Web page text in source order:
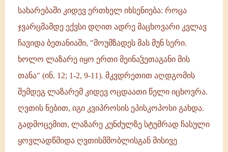
სახარებაში კიდევ ერთხელ იხსენიება: როცა
ჯვარცმამდე ექვსი დღით ადრე მაცხოვარი კვლავ
ჩავიდა ბეთანიაში, "მოუმზადეს მას მუნ სერი.
ხოლო ლაზარე იყო ერთი მეინაჴეთაგანი მის
თანა" (ინ. 12; 1-2, 9-11). მკვდრეთით აღდგომის
შემდეგ ლაზარემ კიდევ ოცდაათი წელი იცხოვრა.
ღვთის ნებით, იგი კვიპროსის ეპისკოპოსი გახდა.
გადმოცემით, ლაზარე კუნძულზე სტუმრად ჩასული
ყოვლადწმიდა ღვთისმშობლისგან მისივე